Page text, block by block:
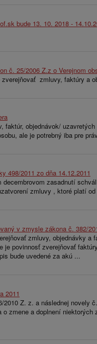
bude 13. 10. 2018 -
č. 25/2006 Z.z o Verejnom
zmluvy, faktúry a
faktúr, objednávok/
ale je potrebný iba pre
498/2011 zo dňa 14.12.2011
decembrovom zasadnutí
zmluvy , ktoré platí
v zmysle zákona č. 382/
zmluvy, objednávky a
je povinnosť zverejňovať
bude uvedené za akú ...
2011
Z. z. a následnej novely
zmene a doplnení